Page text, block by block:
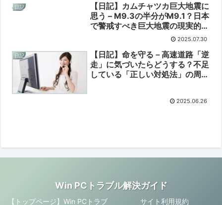
日記
【日記】カムチャツカ巨大地震に
思う – M9.3の半分がM9.1？日本
で警戒すべき巨大地震の現実的脅
威と対策【2025/07/30】2025.07.30
日記
【日記】命を守る－高速道路「逆
走」に気づいたらどうする？不足
している「正しい対処法」の周知
2025.06.26
Win PCトラブル解決ガイド
【トップページ】Win PCトラブ サイト利用規約